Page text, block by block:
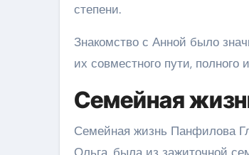
степени.
Знакомство с Анной было
их совместного пути,
Семейная
Семейная жизнь Панфилова
Ольга, была из зажиточной